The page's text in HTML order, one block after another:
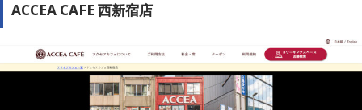
ACCEA CAFE 西新宿店